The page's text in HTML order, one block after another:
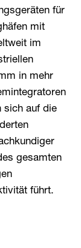
für
mit
im
in mehr
sich auf die
gesamten
führt.